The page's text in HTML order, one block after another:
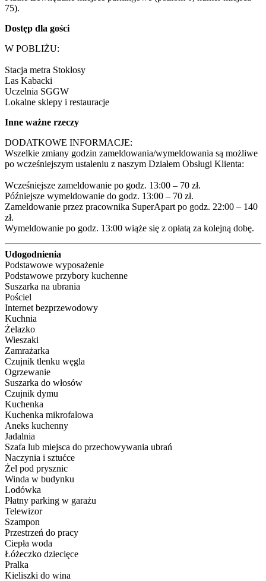
75).
Dostęp dla gości
W POBLIŻU:
Stacja metra Stokłosy
Las Kabacki
Uczelnia SGGW
Lokalne sklepy i restauracje
Inne ważne rzeczy
DODATKOWE INFORMACJE:
Wszelkie zmiany godzin zameldowania/wymeldowania są możliwe
po wcześniejszym ustaleniu z naszym Działem Obsługi Klienta:
Wcześniejsze zameldowanie po godz. 13:00 – 70 zł.
Późniejsze wymeldowanie do godz. 13:00 – 70 zł.
Zameldowanie przez pracownika SuperApart po godz. 22:00 – 140
zł.
Wymeldowanie po godz. 13:00 wiąże się z opłatą za kolejną dobę.
Udogodnienia
Podstawowe wyposażenie
Podstawowe przybory kuchenne
Suszarka na ubrania
Pościel
Internet bezprzewodowy
Kuchnia
Żelazko
Wieszaki
Zamrażarka
Czujnik tlenku węgla
Ogrzewanie
Suszarka do włosów
Czujnik dymu
Kuchenka
Kuchenka mikrofalowa
Aneks kuchenny
Jadalnia
Szafa lub miejsca do przechowywania ubrań
Naczynia i sztućce
Żel pod prysznic
Winda w budynku
Lodówka
Płatny parking w garażu
Telewizor
Szampon
Przestrzeń do pracy
Ciepła woda
Łóżeczko dziecięce
Pralka
Kieliszki do wina